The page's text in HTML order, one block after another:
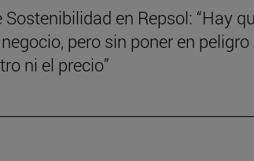
en Repsol: “Hay
pero sin poner en peligro
ni el precio”